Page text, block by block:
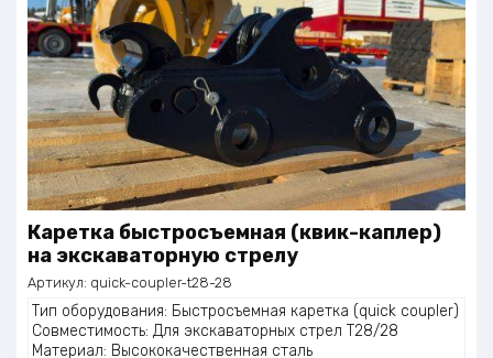
Каретка быстросъемная (квик-кaплер)
на экскаваторную стрелу
Артикул: quick-coupler-t28-28
Тип оборудования: Быстросъемная каретка (quick coupler)
Совместимость: Для экскаваторных стрел T28/28
Материал: Высококачественная сталь